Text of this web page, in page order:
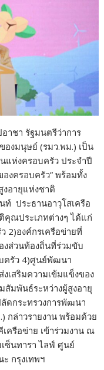
าชา รัฐมนตรีว่าการ
งมนุษย์ (รมว.พม.) เป็น
แห่งครอบครัว ประจำปี
งครอบครัว” พร้อมทั้ง
อายุแห่งชาติ
ประธานอาวุโสเครือ
ณประเภทต่างๆ ได้แก่
2)องค์กรเครือข่ายที่
งส่วนท้องถิ่นที่ร่วมขับ
ครัว 4)ศูนย์พัฒนา
เสริมความเข้มแข็งของ
สัมพันธ์ระหว่างผู้สูงอายุ
ดกระทรวงการพัฒนา
กล่าวรายงาน พร้อมด้วย
ครือข่าย เข้าร่วมงาน ณ
ซ็นทารา ไลฟ์ ศูนย์
กรุงเทพฯ